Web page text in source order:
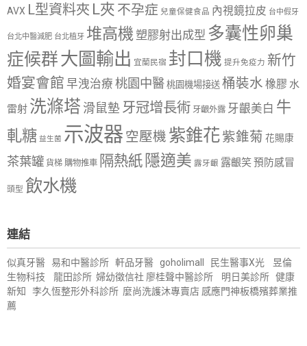
AVX L型資料夾 L夾 不孕症 兒童保健食品 內視鏡拉皮 台中假牙
台北中醫減肥 台北植牙 堆高機塑膠射出成型 多囊性卵巢
症候群大圖輸出 宜蘭民宿 封口機 提升免疫力 新竹
婚宴會館 早洩治療 桃園中醫 桃園機場接送 桶裝水 橡膠 水
雷射 洗滌塔 滑鼠墊 牙冠增長術 牙齦外露 牙齦美白 牛
軋糖 益生菌 示波器 空壓機 紫錐花紫錐菊 花賜康
茶葉罐 貨梯 購物推車 隔熱紙 隱適美 露牙齦 露齦笑預防感冒
頭型 飲水機
連結
似真牙醫 易和中醫診所 軒品牙醫 goholimall 民生醫事X光
昱倫
生物科技
龍田診所 婦幼徵信社 廖桂聲中醫診所 明日美診所 健康
新知
李久恆整形外科診所 麼尚洗護沐專賣店 感應門神板橋殯葬業推
薦